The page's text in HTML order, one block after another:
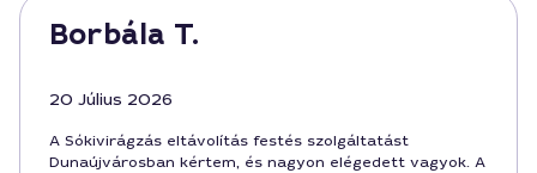
Borbála T.
20 Július 2026
A Sókivirágzás eltávolítás festés szolgáltatást
Dunaújvárosban kértem, és nagyon elégedett vagyok. A